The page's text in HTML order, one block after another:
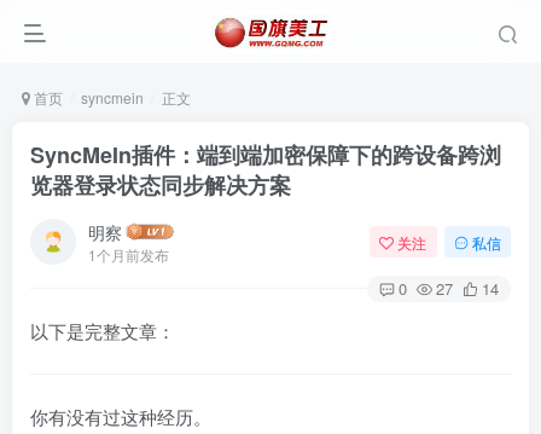
首页 syncmein 正文
SyncMeIn插件：端到端加密保障下的跨设备跨浏
览器登录状态同步解决方案
明察
1个月前发布
关注 私信
0 27 14
以下是完整文章：
你有没有过这种经历。